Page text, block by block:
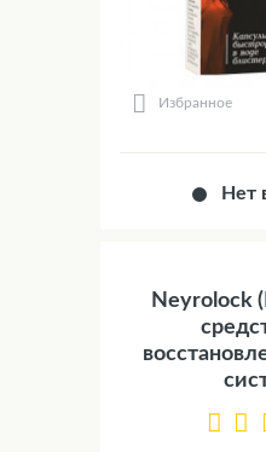
Избранное
Нет
Neyrolock